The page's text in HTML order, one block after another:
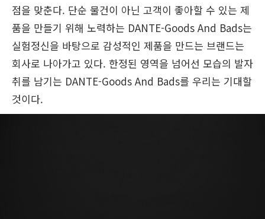
점을 맞춘다. 단순 물건이 아닌 고객이 좋아할 수 있는 제
품을 만들기 위해 노력하는 DANTE-Goods And Bads는
실험정신을 바탕으로 감성적인 제품을 만드는 브랜드는
회사로 나아가고 있다. 한정된 영역을 넘어선 모습의 발자
취를 남기는 DANTE-Goods And Bads를 우리는 기대할
것이다.